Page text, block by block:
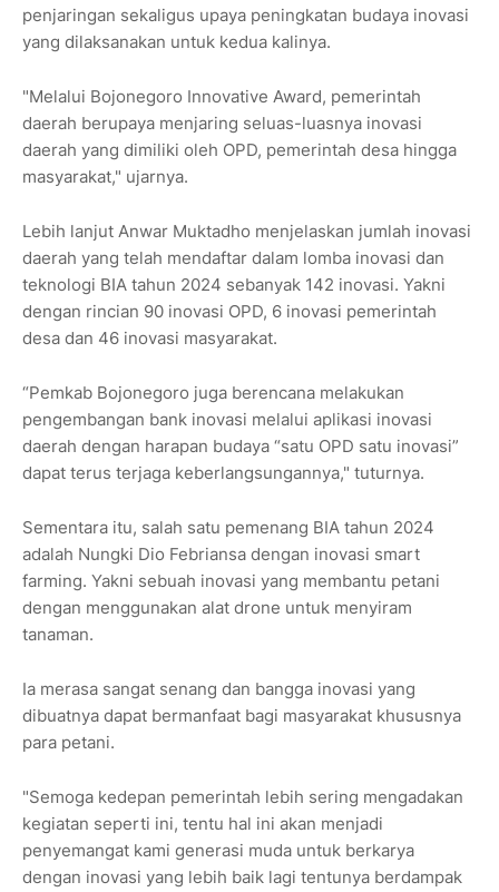
penjaringan sekaligus upaya peningkatan budaya inovasi
yang dilaksanakan untuk kedua kalinya.
"Melalui Bojonegoro Innovative Award, pemerintah
daerah berupaya menjaring seluas-luasnya inovasi
daerah yang dimiliki oleh OPD, pemerintah desa hingga
masyarakat," ujarnya.
Lebih lanjut Anwar Muktadho menjelaskan jumlah inovasi
daerah yang telah mendaftar dalam lomba inovasi dan
teknologi BIA tahun 2024 sebanyak 142 inovasi. Yakni
dengan rincian 90 inovasi OPD, 6 inovasi pemerintah
desa dan 46 inovasi masyarakat.
“Pemkab Bojonegoro juga berencana melakukan
pengembangan bank inovasi melalui aplikasi inovasi
daerah dengan harapan budaya “satu OPD satu inovasi”
dapat terus terjaga keberlangsungannya," tuturnya.
Sementara itu, salah satu pemenang BIA tahun 2024
adalah Nungki Dio Febriansa dengan inovasi smart
farming. Yakni sebuah inovasi yang membantu petani
dengan menggunakan alat drone untuk menyiram
tanaman.
Ia merasa sangat senang dan bangga inovasi yang
dibuatnya dapat bermanfaat bagi masyarakat khususnya
para petani.
"Semoga kedepan pemerintah lebih sering mengadakan
kegiatan seperti ini, tentu hal ini akan menjadi
penyemangat kami generasi muda untuk berkarya
dengan inovasi yang lebih baik lagi tentunya berdampak